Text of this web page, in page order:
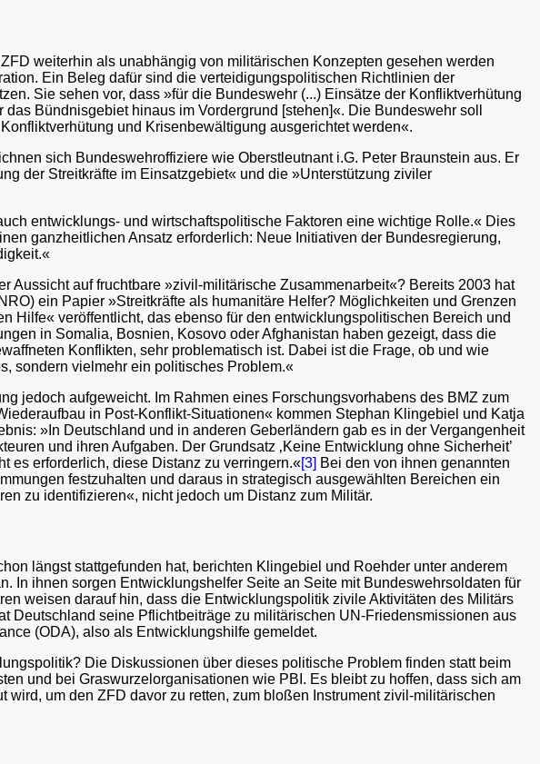
weiterhin als unabhängig von militärischen Konzepten gesehen werden
Ein Beleg dafür sind die verteidigungspolitischen Richtlinien der
Sie sehen vor, dass »für die Bundeswehr (...) Einsätze der Konfliktverhütung
Bündnisgebiet hinaus im Vordergrund [stehen]«. Die Bundeswehr soll
und Krisenbewältigung ausgerichtet werden«.
sich Bundeswehroffiziere wie Oberstleutnant i.G. Peter Braunstein aus. Er
der Streitkräfte im Einsatzgebiet« und die »Unterstützung ziviler
entwicklungs- und wirtschaftspolitische Faktoren eine wichtige Rolle.« Dies
ganzheitlichen Ansatz erforderlich: Neue Initiativen der Bundesregierung,
auf fruchtbare »zivil-militärische Zusammenarbeit«? Bereits 2003 hat
ein Papier »Streitkräfte als humanitäre Helfer? Möglichkeiten und Grenzen
Hilfe« veröffentlicht, das ebenso für den entwicklungspolitischen Bereich und
in Somalia, Bosnien, Kosovo oder Afghanistan haben gezeigt, dass die
Konflikten, sehr problematisch ist. Dabei ist die Frage, ob und wie
sondern vielmehr ein politisches Problem.«
jedoch aufgeweicht. Im Rahmen eines Forschungsvorhabens des BMZ zum
in Post-Konflikt-Situationen« kommen Stephan Klingebiel und Katja
»In Deutschland und in anderen Geberländern gab es in der Vergangenheit
und ihren Aufgaben. Der Grundsatz ‚Keine Entwicklung ohne Sicherheit’
es erforderlich, diese Distanz zu verringern.«[3] Bei den von ihnen genannten
festzuhalten und daraus in strategisch ausgewählten Bereichen ein
zu identifizieren«, nicht jedoch um Distanz zum Militär.
längst stattgefunden hat, berichten Klingebiel und Roehder unter anderem
In ihnen sorgen Entwicklungshelfer Seite an Seite mit Bundeswehrsoldaten für
weisen darauf hin, dass die Entwicklungspolitik zivile Aktivitäten des Militärs
Deutschland seine Pflichtbeiträge zu militärischen UN-Friedensmissionen aus
(ODA), also als Entwicklungshilfe gemeldet.
Die Diskussionen über dieses politische Problem finden statt beim
und bei Graswurzelorganisationen wie PBI. Es bleibt zu hoffen, dass sich am
um den ZFD davor zu retten, zum bloßen Instrument zivil-militärischen